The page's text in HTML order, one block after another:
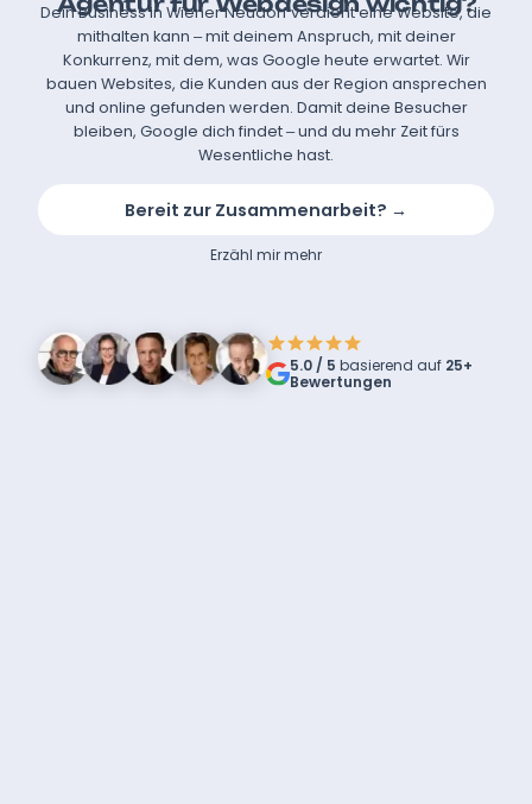
Dein Business in Wiener Neudorf verdient eine Website, die
mithalten kann – mit deinem Anspruch, mit deiner
Konkurrenz, mit dem, was Google heute erwartet. Wir
bauen Websites, die Kunden aus der Region ansprechen
und online gefunden werden. Damit deine Besucher
bleiben, Google dich findet – und du mehr Zeit fürs
Wesentliche hast.
Erzähl mir mehr
Bereit zur Zusammenarbeit? →
5.0 / 5 basierend auf 25+
Bewertungen